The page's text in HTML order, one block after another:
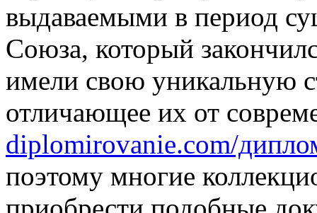
выдаваемыми в период
Союза, который
имели свою уникальную
отличающее их от
diplomirovanie.com/
поэтому многие